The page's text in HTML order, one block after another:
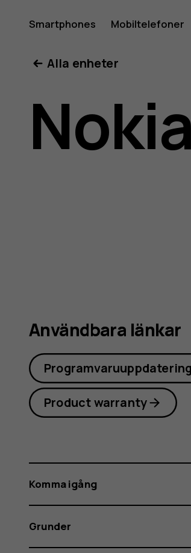
för
Nokia
Smartphones Mobiltelefoner
Alla enheter
Användbara länkar
Product warranty
Komma igång
Grunder